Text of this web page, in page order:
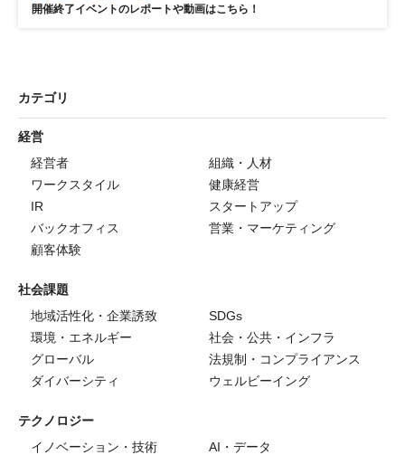
開催終了イベントのレポートや動画はこちら！
カテゴリ
経営
経営者
組織・人材
ワークスタイル
健康経営
IR
スタートアップ
バックオフィス
営業・マーケティング
顧客体験
社会課題
地域活性化・企業誘致
SDGs
環境・エネルギー
社会・公共・インフラ
グローバル
法規制・コンプライアンス
ダイバーシティ
ウェルビーイング
テクノロジー
イノベーション・技術
AI・データ